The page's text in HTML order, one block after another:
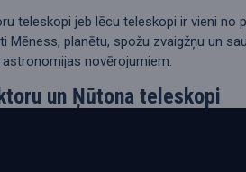
teleskopi jeb lēcu teleskopi ir vieni no
Mēness, planētu, spožu zvaigžņu un
astronomijas novērojumiem.
un Ņūtona teleskopi
teleskopi izmanto spoguli, kas savāc
jo tie nodrošina labu gaismas